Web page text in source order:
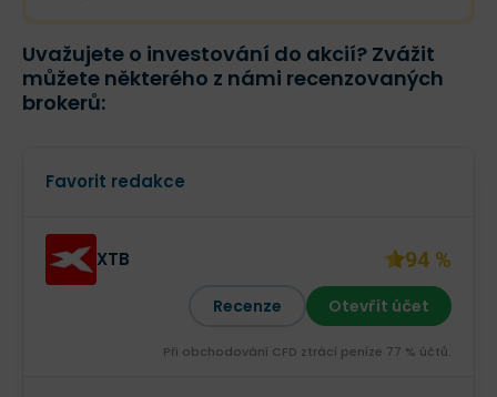
Uvažujete o investování do akcií? Zvážit
můžete některého z námi recenzovaných
brokerů:
Favorit redakce
XTB 94 %
Recenze Otevřít účet
Při obchodování CFD ztrácí peníze 77 % účtů.